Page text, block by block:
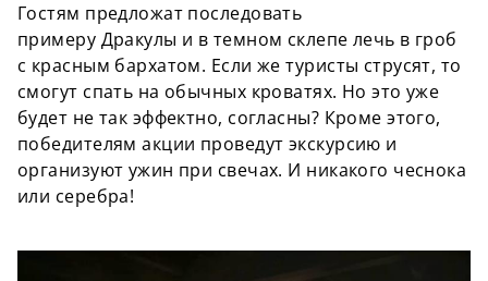
Гостям предложат последовать
примеру Дракулы и в темном склепе лечь в гроб
с красным бархатом. Если же туристы струсят, то
смогут спать на обычных кроватях. Но это уже
будет не так эффектно, согласны? Кроме этого,
победителям акции проведут экскурсию и
организуют ужин при свечах. И никакого чеснока
или серебра!